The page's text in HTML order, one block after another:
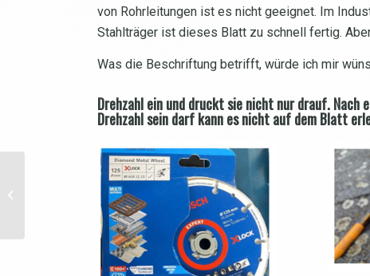
von Rohrleitungen ist es nicht geeignet. Im
Stahlträger ist dieses Blatt zu schnell fertig.
Was die Beschriftung betrifft, würde ich mir
Drehzahl ein und druckt sie nicht nur drauf.
Drehzahl sein darf kann es nicht auf dem Blatt
Testbericht Expert Zubehör
ToolChecker Nicole B